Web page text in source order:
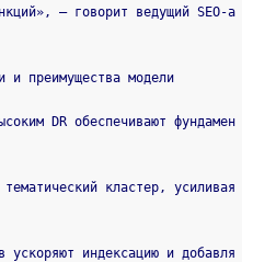
— говорит ведущий SEO‑а
и преимущества модели
DR обеспечивают фундамен
кластер, усиливая
ускоряют индексацию и добавля